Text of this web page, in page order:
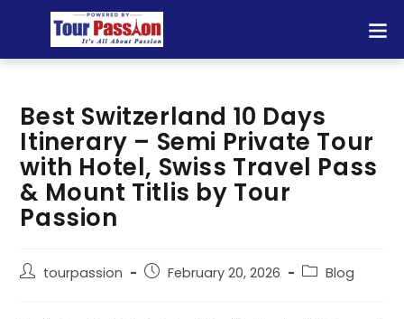
Best Switzerland 10 Days
Itinerary – Semi Private Tour
with Hotel, Swiss Travel Pass
& Mount Titlis by Tour
Passion
tourpassion February 20, 2026 Blog